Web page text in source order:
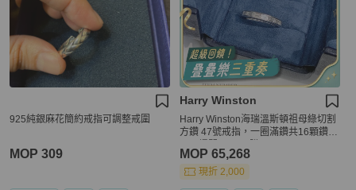
925純銀麻花簡約戒指可調整戒圍
MOP 309
Harry Winston
Harry Winston海瑞溫斯頓祖母綠切割
方鑽 47號戒指，一圈滿鑽共16顆鑽
MOP 65,268
現折 2,000